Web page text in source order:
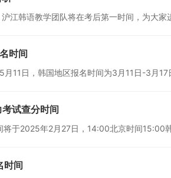
韩语教学团队将在考后第一时间，为大家
时间
11日，韩国地区报名时间为3月11日-3月17
试查分时间
于2025年2月27日，14:00北京时间15:00韩
时间